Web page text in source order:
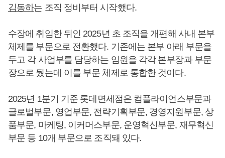
김동하는 조직 정비부터 시작했다.
수장에 취임한 뒤인 2025년 초 조직을 개편해 사내 본부
체제를 부문으로 전환했다. 기존에는 본부 아래 부문을
두고 각 사업부를 담당하는 임원을 각각 본부장과 부문
장으로 뒀는데 이를 부문 체제로 통합한 것이다.
2025년 1분기 기준 롯데면세점은 컴플라이언스부문과
글로벌부문, 영업부문, 전략기획부문, 경영지원부문, 상
품부문, 마케팅, 이커머스부문, 운영혁신부문, 재무혁신
부문 등 10개 부문으로 조직돼 있다.